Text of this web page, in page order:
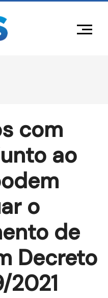
com
ao
o
de
Decreto
2021